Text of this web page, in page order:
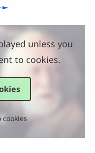
unless you
to cookies.
cookies